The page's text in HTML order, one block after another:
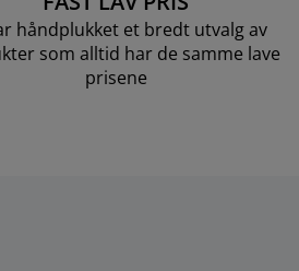
håndplukket et bredt utvalg av
som alltid har de samme lave
prisene